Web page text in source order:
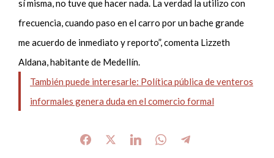
sí misma, no tuve que hacer nada. La verdad la utilizo con
frecuencia, cuando paso en el carro por un bache grande
me acuerdo de inmediato y reporto”, comenta Lizzeth
Aldana, habitante de Medellín.
También puede interesarle: Política pública de venteros
informales genera duda en el comercio formal